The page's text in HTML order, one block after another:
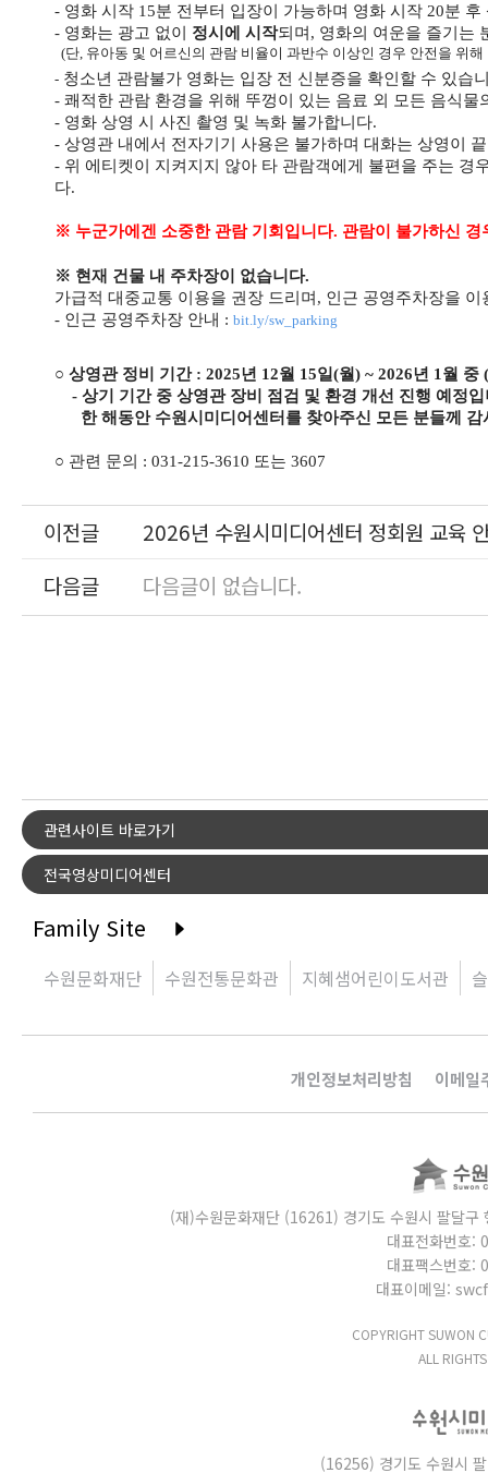
- 영화 시작 15분 전부터 입장이 가능하며 영화 시작 20분
- 영화는 광고 없이
정시에 시작되며, 영화의 여운을 즐기는
(단, 유아동 및 어르신의 관람 비율이 과반수 이상인 경우 안전을 위
- 청소년 관람불가 영화는 입장 전 신분증을 확인할 수 있습
- 쾌적한 관람 환경을 위해 뚜껑이 있는 음료 외 모든 음식물
- 영화 상영 시 사진 촬영 및 녹화 불가합니다.
- 상영관 내에서 전자기기 사용은 불가하며 대화는 상영이
- 위 에티켓이 지켜지지 않아 타 관람객에게 불편을 주는 경
다.
※ 누군가에겐 소중한 관람 기회입니다. 관람이 불가하신 경
※ 현재 건물 내 주차장이 없습니다.
가급적 대중교통 이용을 권장 드리며, 인근 공영주차장을
- 인근 공영주차장 안내 : bit.ly/sw_parking
○ 상영관 정비 기간 : 2025년 12월 15일(월) ~ 2026년 1월 중
- 상기 기간 중 상영관 장비 점검 및 환경 개선 진행 예정
한 해동안 수원시미디어센터를 찾아주신 모든 분들께 감
○ 관련 문의 : 031-215-3610 또는 3607
이전글
2026년 수원시미디어센터 정회원 교육
다음글
다음글이 없습니다.
Family Site
수원문화재단 수원전통문화관 지혜샘어린이도서관
개인정보처리방침 이메일
관련사이트 바로가기
전국영상미디어센터
(재)수원문화재단 (16261) 경기도 수원시 팔달
대표전화번호
대표팩스번호
대표이메일:
COPYRIGHT SUWON
ALL
(16256) 경기도 수원시